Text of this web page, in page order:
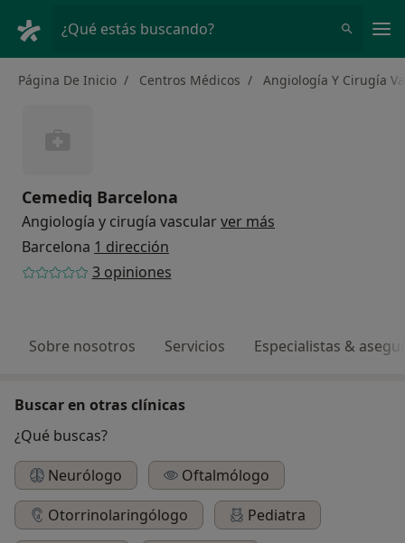
¿Qué estás buscando?
Página De Inicio Centros Médicos Angiología Y Cirugía
Cemediq Barcelona
Angiología y cirugía vascularver más
Barcelona 1 dirección
3 opiniones
Sobre nosotros Servicios Especialistas &
Buscar en otras clínicas
¿Qué buscas?
Neurólogo
Oftalmólogo
Otorrinolaringólogo
Pediatra